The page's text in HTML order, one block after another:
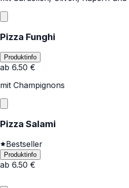
Pizza Funghi
Produktinfo
ab 6.50 €
mit Champignons
Pizza Salami
Bestseller
Produktinfo
ab 6.50 €